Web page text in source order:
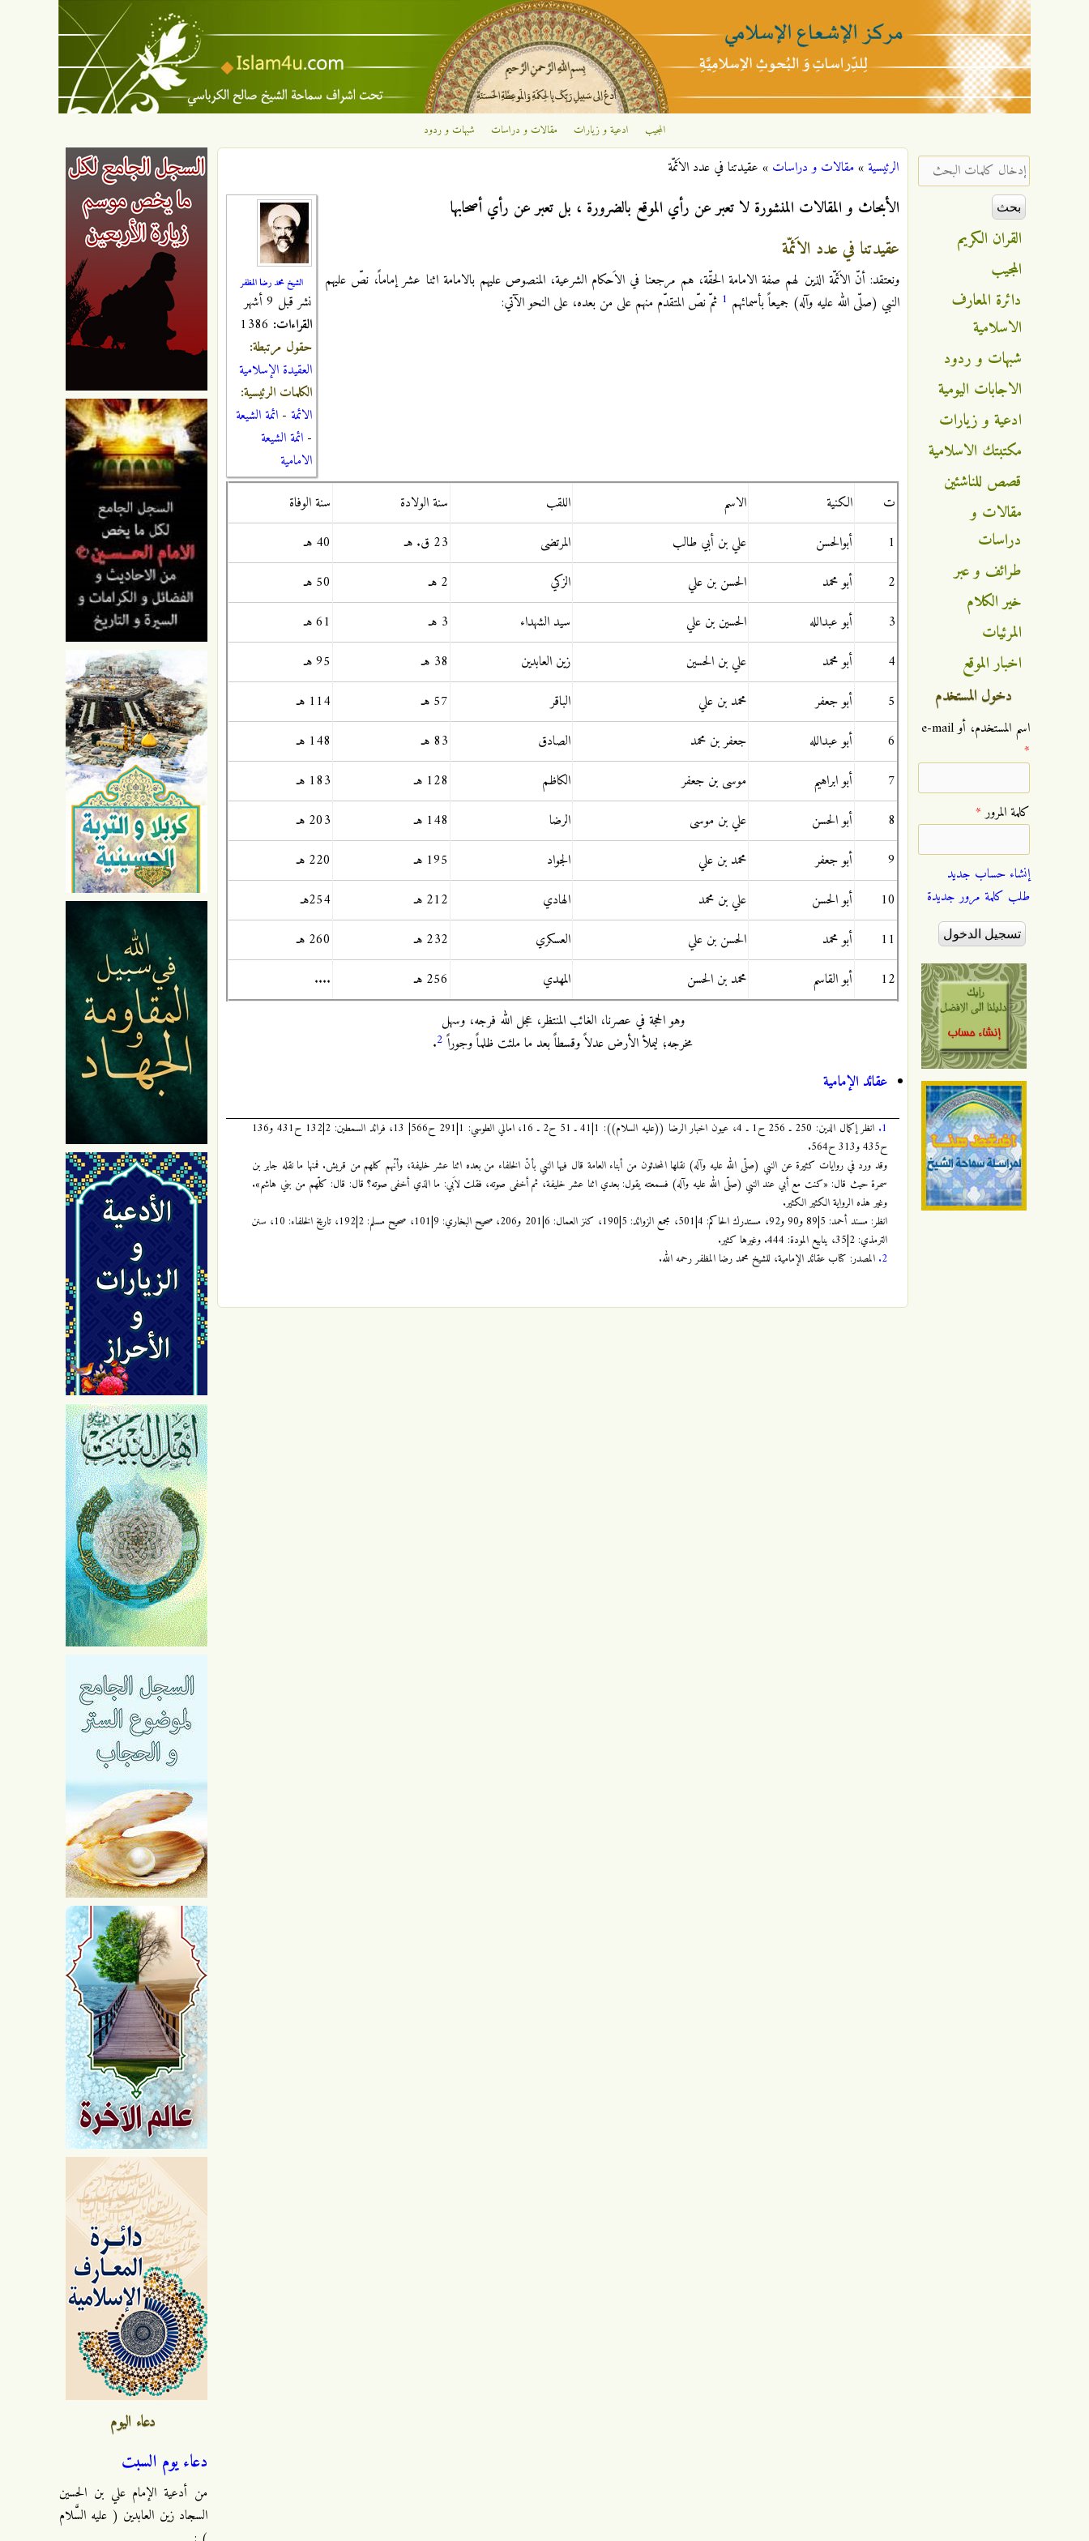
تجاوز إلى المحتوى الرئيسي
الإشعاع
الإسلامي
المجيب ادعية و زيارات مقالات و دراسات شبهات و ردود
أنت هنا
الرئيسية»مقالات و دراسات » عقيدتنا في عدد الاَئمّة
الشيخ محمد رضا المظفر
نشر قبل 9 أشهر
القراءات:
حقول مرتبطة:
العقيدة الإسلامية
الكلمات الرئيسية:
الائمة - ائمة الشيعة
- ائمة الشيعة
الامامية
الأبحاث و المقالات المنشورة لا تعبر عن رأي الموقع بالضرورة ، بل تعبر عن رأي أصحابها
عقيدتنا في عدد الاَئمّة
ونعتقد: أنّ الاَئمّة الذين لهم صفة الامامة الحقّة، هم مرجعنا في الاَحكام الشرعية، المنصوص عليهم بالامامة اثنا عشر إماماً، نصّ عليهم
النبي (صلّى الله عليه وآله) جميعاً بأسمائهم 1 ثمّ نصّ المتقدّم منهم على من بعده، على النحو الآتي:
ت الكنية الاسم اللقب سنة الولادة
سنة الوفاة
1
أبوالحسن علي بن أبي طالب المرتضى 23 ق. هـ
40 هـ
2
أبو محمد الحسن بن علي الزكي 2 هـ
50 هـ
3
أبو عبدالله الحسين بن علي سيد الشهداء 3 هـ
61 هـ
4
أبو محمد علي بن الحسين زين العابدين 38 هـ
95 هـ
5
أبو جعفر محمد بن علي الباقر 57 هـ
114 هـ
6
أبو عبدالله جعفر بن محمد الصادق 83 هـ
148 هـ
7
أبو ابراهيم موسى بن جعفر الكاظم 128 هـ
183 هـ
8
أبو الحسن علي بن موسى الرضا 148 هـ
203 هـ
9
أبو جعفر محمد بن علي الجواد 195 هـ
220 هـ
10
أبو الحسن علي بن محمد الهادي 212 هـ
254هـ
11
أبو محمد الحسن بن علي العسكري 232 هـ
260 هـ
12
أبو القاسم محمد بن الحسن المهدي 256 هـ
....
وهو الحجة في عصرنا، الغائب المنتظر، عجل الله فرجه، وسهل
مخرجه؛ ليملأ الأرض عدلاً وقسطاً بعد ما ملئت ظلماً وجوراً 2
.
عقائد الإمامية
1.
انظر إكمال الدين: 250 ـ 256 ح1 ـ 4، عيون اخبار الرضا ((عليه السلام)): 1|41 ـ 51 ح2 ـ 16، امالي الطوسي: 1|291 ح566| 13، فرائد السمطين: 2|132 ح431 و136
ح435 و313 ح564.
وقد ورد في روايات كثيرة عن النبي (صلّى الله عليه وآله) نقلها المحدثون من أبناء العامة قال فيها النبي بأنّ الخلفاء من بعده اثنا عشر خليفة، وأنّهم كلهم من قريش. فمنها ما نقله جابر بن
سمرة حيث قال: «كنت مع أبي عند النبي (صلّى الله عليه وآله) فسمعته يقول: بعدي اثنا عشر خليفة، ثم أخفى صوته، فقلت لاَبي: ما الذي أخفى صوته؟ قال: قال: كلّهم من بني هاشم».
وغير هذه الرواية الكثير الكثير.
انظر: مسند أحمد: 5|89 و90 و92، مستدرك الحاكم: 4|501، مجمع الزوائد: 5|190، كنز العمال: 6|201 و206، صحيح البخاري: 9|101، صحيح مسلم: 2|192، تاريخ الخلفاء: 10، سنن
الترمذي: 2|35، ينابيع المودة: 444. وغيرها كثير.
2. المصدر: كتاب عقائد الإمامية، للشيخ محمد رضا المظفر رحمه الله.
دعاء اليوم
دعاء يوم السبت
من أدعية الإمام علي بن الحسين
السجاد زين العابدين ( عليه السَّلام
‏إدخال كلمات البحث ‏
القران الكريم
المجيب
دائرة المعارف
الاسلامية
شبهات و ردود
الاجابات اليومية
ادعية و زيارات
مكتبتك الاسلامية
قصص للناشئين
مقالات و
دراسات
طرائف و عبر
خير الكلام
المرئيات
اخبار الموقع
دخول المستخدم
‏اسم المستخدم، أو e-mail
*
‏كلمة المرور ‏*
إنشاء حساب جديد
طلب كلمة مرور جديدة